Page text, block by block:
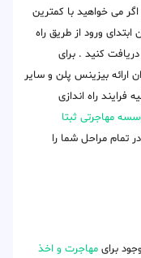
می خواهید با کمترین
ابتدای ورود از طریق راه
کنید . برای
ارائه بیزینس پلن و سایر
فرایند راه اندازی
مهاجرتی ثبتا
تمام مراحل شما را
برای مهاجرت و اخذ